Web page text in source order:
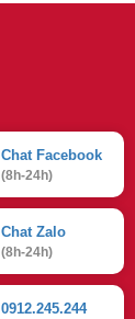
Chat Facebook
(8h-24h)
Chat Zalo
(8h-24h)
0912.245.244